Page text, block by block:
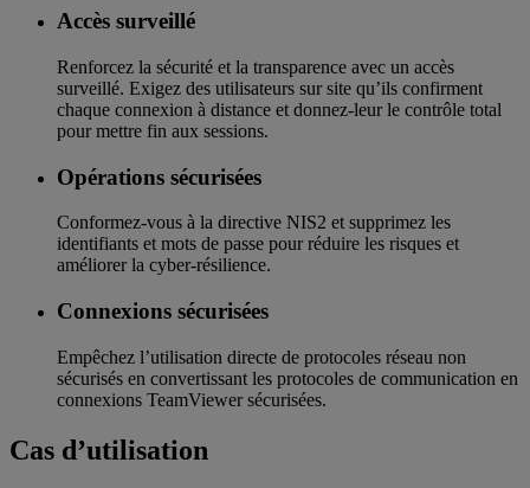
Accès surveillé
Renforcez la sécurité et la transparence avec un accès
surveillé. Exigez des utilisateurs sur site qu’ils confirment
chaque connexion à distance et donnez-leur le contrôle total
pour mettre fin aux sessions.
Opérations sécurisées
Conformez-vous à la directive NIS2 et supprimez les
identifiants et mots de passe pour réduire les risques et
améliorer la cyber-résilience.
Connexions sécurisées
Empêchez l’utilisation directe de protocoles réseau non
sécurisés en convertissant les protocoles de communication en
connexions TeamViewer sécurisées.
Cas d’utilisation